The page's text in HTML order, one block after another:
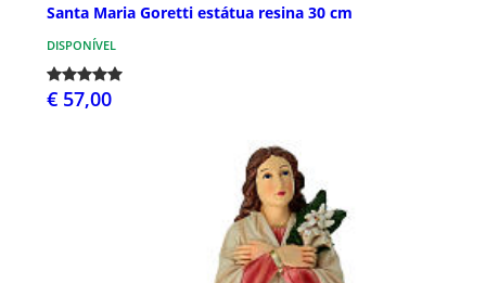
Santa Maria Goretti estátua resina 30 cm
DISPONÍVEL
€ 57,00